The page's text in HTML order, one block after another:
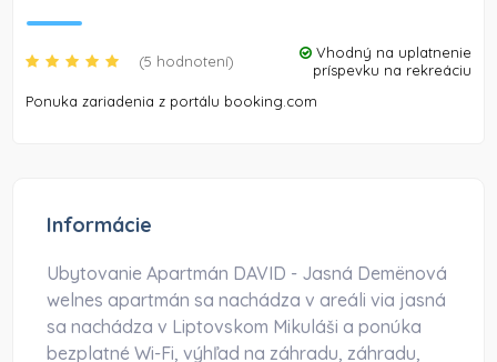
(5 hodnotení)
Vhodný na uplatnenie
príspevku na rekreáciu
Ponuka zariadenia z portálu booking.com
Informácie
Ubytovanie Apartmán DAVID - Jasná Demënová
welnes apartmán sa nachádza v areáli via jasná
sa nachádza v Liptovskom Mikuláši a ponúka
bezplatné Wi-Fi, výhľad na záhradu, záhradu,